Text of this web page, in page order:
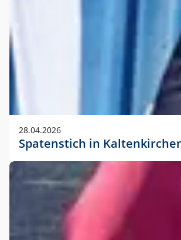
28.04.2026
Spatenstich in